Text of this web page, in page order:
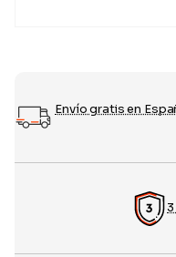
Envío gratis en